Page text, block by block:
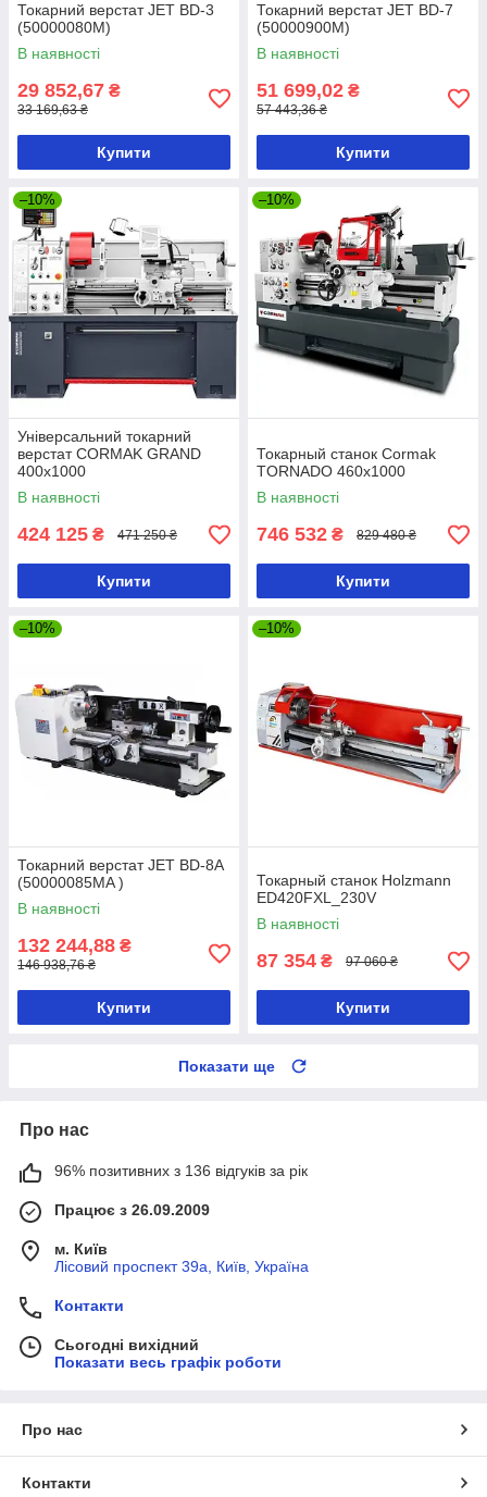
Токарний верстат JET BD-3
(50000080M)
В наявності
29 852,67 ₴
33 169,63 ₴
Купити
Токарний верстат JET BD-7
(50000900M)
В наявності
51 699,02 ₴
57 443,36 ₴
Купити
–10%
Універсальний токарний
верстат CORMAK GRAND
400x1000
В наявності
424 125 ₴ 471 250 ₴
Купити
–10%
Токарный станок Cormak
TORNADO 460x1000
В наявності
746 532 ₴ 829 480 ₴
Купити
–10%
Токарний верстат JET BD-8A
(50000085MA )
В наявності
132 244,88 ₴
146 938,76 ₴
Купити
–10%
Токарный станок Holzmann
ED420FXL_230V
В наявності
87 354 ₴ 97 060 ₴
Купити
Показати ще
Про нас
96% позитивних з 136 відгуків за рік
Працює з 26.09.2009
м. Київ
Лісовий проспект 39а, Київ, Україна
Контакти
Сьогодні вихідний
Показати весь графік роботи
Про нас
Контакти